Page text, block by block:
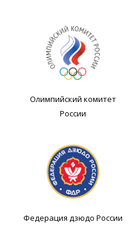
Олимпийский комитет
России
Федерация дзюдо России